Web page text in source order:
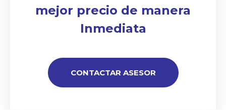
mejor precio de manera
Inmediata
CONTACTAR ASESOR